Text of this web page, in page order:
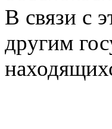
В связи с
другим